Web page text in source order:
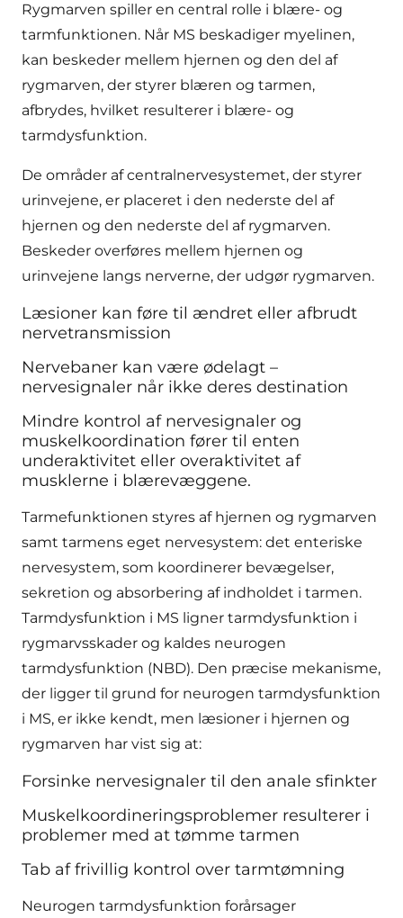
Rygmarven spiller en central rolle i blære- og
tarmfunktionen. Når MS beskadiger myelinen,
kan beskeder mellem hjernen og den del af
rygmarven, der styrer blæren og tarmen,
afbrydes, hvilket resulterer i blære- og
tarmdysfunktion.
De områder af centralnervesystemet, der styrer
urinvejene, er placeret i den nederste del af
hjernen og den nederste del af rygmarven.
Beskeder overføres mellem hjernen og
urinvejene langs nerverne, der udgør rygmarven.
Læsioner kan føre til ændret eller afbrudt
nervetransmission
Nervebaner kan være ødelagt –
nervesignaler når ikke deres destination
Mindre kontrol af nervesignaler og
muskelkoordination fører til enten
underaktivitet eller overaktivitet af
musklerne i blærevæggene.
Tarmefunktionen styres af hjernen og rygmarven
samt tarmens eget nervesystem: det enteriske
nervesystem, som koordinerer bevægelser,
sekretion og absorbering af indholdet i tarmen.
Tarmdysfunktion i MS ligner tarmdysfunktion i
rygmarvsskader og kaldes neurogen
tarmdysfunktion (NBD). Den præcise mekanisme,
der ligger til grund for neurogen tarmdysfunktion
i MS, er ikke kendt, men læsioner i hjernen og
rygmarven har vist sig at:
Forsinke nervesignaler til den anale sfinkter
Muskelkoordineringsproblemer resulterer i
problemer med at tømme tarmen
Tab af frivillig kontrol over tarmtømning
Neurogen tarmdysfunktion forårsager